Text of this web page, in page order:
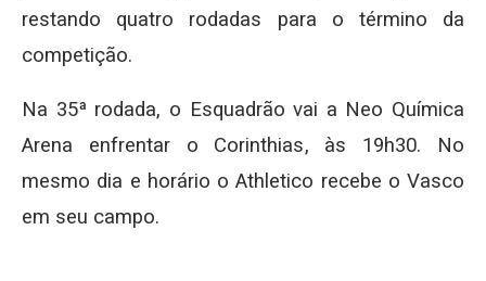
restando quatro rodadas para o término da
competição.
Na 35ª rodada, o Esquadrão vai a Neo Química
Arena enfrentar o Corinthias, às 19h30. No
mesmo dia e horário o Athletico recebe o Vasco
em seu campo.